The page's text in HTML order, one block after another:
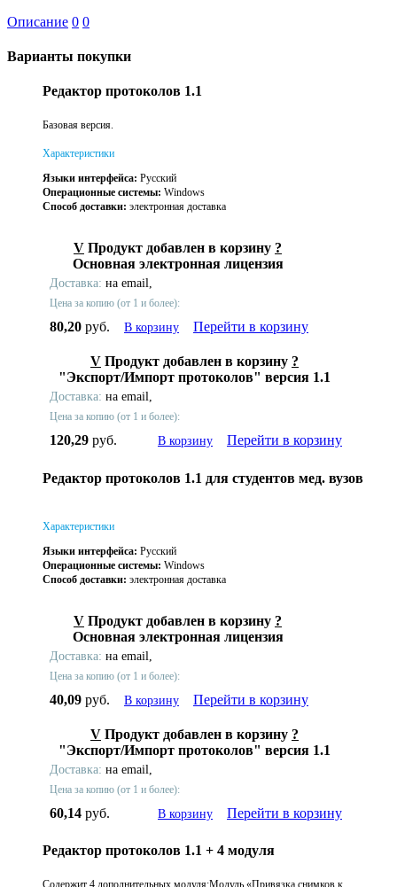
Описание 0 0
Варианты покупки
Редактор протоколов 1.1
Базовая версия.
Характеристики
Языки интерфейса: Русский
Операционные системы: Windows
Способ доставки: электронная доставка
V Продукт добавлен в корзину ?
Основная электронная лицензия
Доставка: на email,
Цена за копию (от 1 и более):
80,20 руб. В корзину Перейти в корзину
V Продукт добавлен в корзину ?
"Экспорт/Импорт протоколов" версия 1.1
Доставка: на email,
Цена за копию (от 1 и более):
120,29 руб. В корзину Перейти в корзину
Редактор протоколов 1.1 для студентов мед. вузов
Характеристики
Языки интерфейса: Русский
Операционные системы: Windows
Способ доставки: электронная доставка
V Продукт добавлен в корзину ?
Основная электронная лицензия
Доставка: на email,
Цена за копию (от 1 и более):
40,09 руб. В корзину Перейти в корзину
V Продукт добавлен в корзину ?
"Экспорт/Импорт протоколов" версия 1.1
Доставка: на email,
Цена за копию (от 1 и более):
60,14 руб. В корзину Перейти в корзину
Редактор протоколов 1.1 + 4 модуля